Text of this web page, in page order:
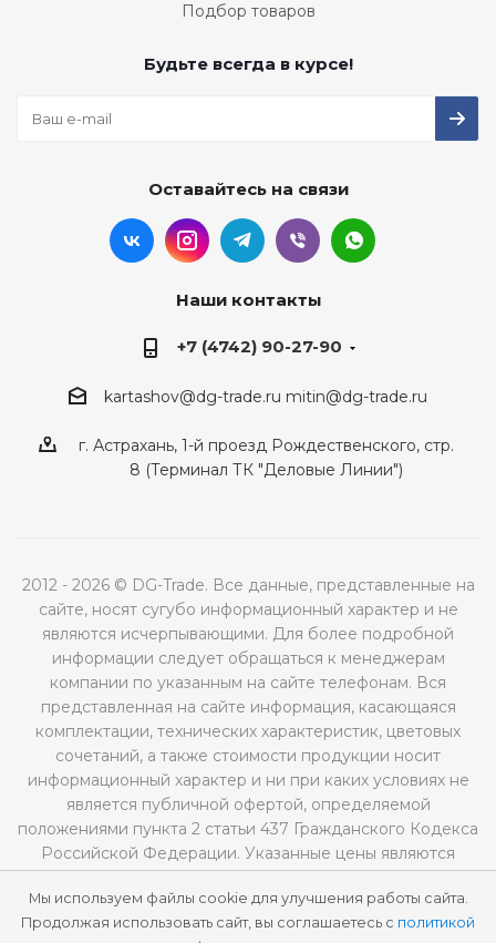
Мы используем файлы cookie для улучшения работы сайта.
Продолжая использовать сайт, вы соглашаетесь с политикой
Подбор товаров
Будьте всегда в курсе!
Оставайтесь на связи
Наши контакты
+7 (4742) 90-27-90
kartashov@dg-trade.ru mitin@dg-trade.ru
г. Астрахань, 1-й проезд Рождественского, стр.
8 (Терминал ТК "Деловые Линии")
2012 - 2026 © DG-Trade. Все данные, представленные на
сайте, носят сугубо информационный характер и не
являются исчерпывающими. Для более подробной
информации следует обращаться к менеджерам
компании по указанным на сайте телефонам. Вся
представленная на сайте информация, касающаяся
комплектации, технических характеристик, цветовых
сочетаний, а также стоимости продукции носит
информационный характер и ни при каких условиях не
является публичной офертой, определяемой
положениями пункта 2 статьи 437 Гражданского Кодекса
Российской Федерации. Указанные цены являются
действительных цен.